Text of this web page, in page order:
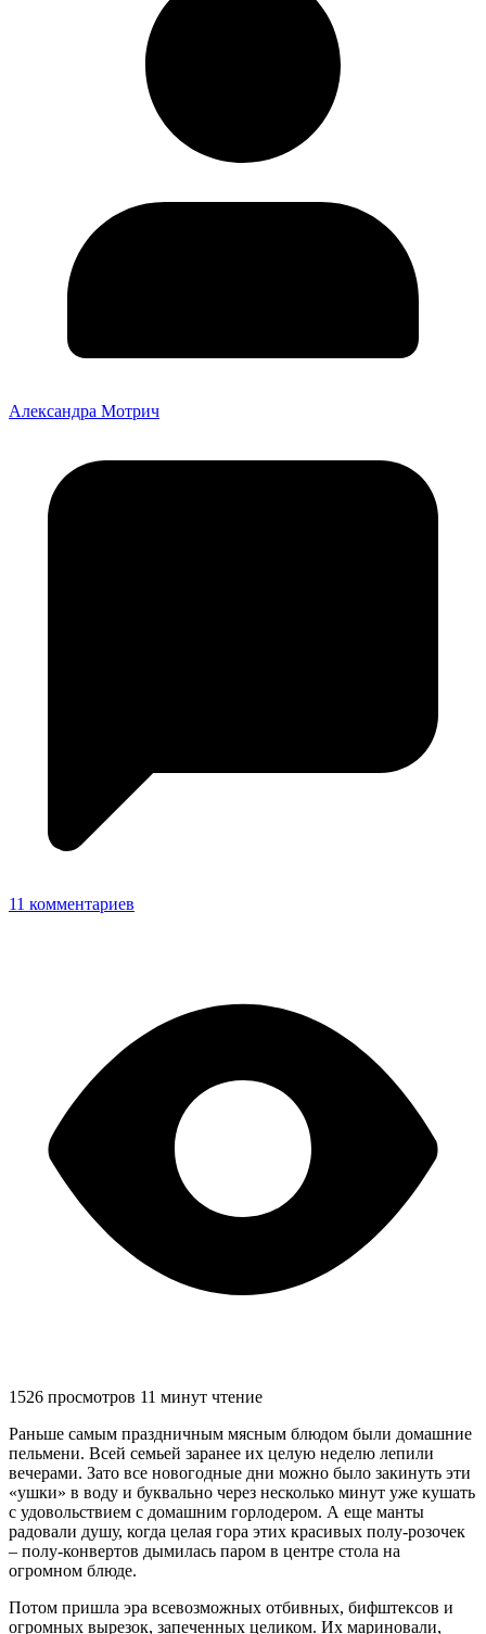
Александра Мотрич
11 комментариев
1526 просмотров 11 минут чтение
Раньше самым праздничным мясным блюдом были домашние
пельмени. Всей семьей заранее их целую неделю лепили
вечерами. Зато все новогодные дни можно было закинуть эти
«ушки» в воду и буквально через несколько минут уже кушать
с удовольствием с домашним горлодером. А еще манты
радовали душу, когда целая гора этих красивых полу-розочек
– полу-конвертов дымилась паром в центре стола на
огромном блюде.
Потом пришла эра всевозможных отбивных, бифштексов и
огромных вырезок, запеченных целиком. Их мариновали,